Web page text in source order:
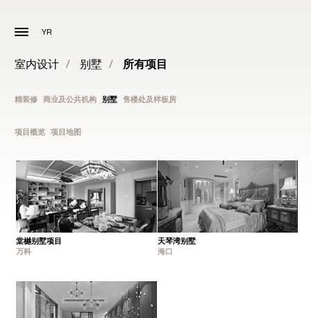
YR
室内设计 / 别墅 / 所有项目
精装修 商业及公共机构 别墅 售楼处及样板房
项目概览 项目地图
棠樾别墅项目
万科
天琴湾别墅
海口